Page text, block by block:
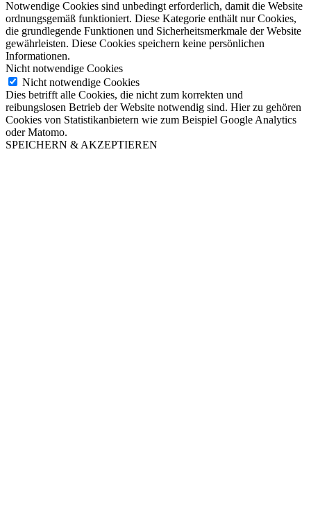
Notwendige Cookies sind unbedingt erforderlich, damit die Website
ordnungsgemäß funktioniert. Diese Kategorie enthält nur Cookies,
die grundlegende Funktionen und Sicherheitsmerkmale der Website
gewährleisten. Diese Cookies speichern keine persönlichen
Informationen.
Nicht notwendige Cookies
Nicht notwendige Cookies
Dies betrifft alle Cookies, die nicht zum korrekten und
reibungslosen Betrieb der Website notwendig sind. Hier zu gehören
Cookies von Statistikanbietern wie zum Beispiel Google Analytics
oder Matomo.
SPEICHERN & AKZEPTIEREN